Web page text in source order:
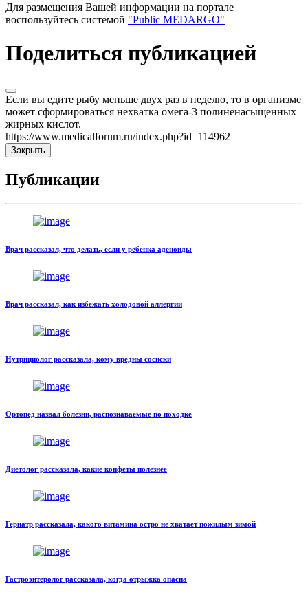
Для размещения Вашей информации на портале
воспользуйтесь системой "Public MEDARGO"
Поделиться публикацией
Если вы едите рыбу меньше двух раз в неделю, то в организме
может сформироваться нехватка омега-3 полиненасыщенных
жирных кислот.
https://www.medicalforum.ru/index.php?id=114962
Закрыть
Публикации
Врач рассказал, что делать, если у ребенка аденоиды
Врач рассказал, как избежать холодовой аллергии
Нутрициолог рассказала, кому вредны сосиски
Ортопед назвал болезни, распознаваемые по походке
Диетолог рассказала, какие конфеты полезнее
Гериатр рассказала, какого витамина остро не хватает пожилым зимой
Гастроэнтеролог рассказала, когда отрыжка опасна